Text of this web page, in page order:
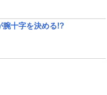
腕十字を決める!?